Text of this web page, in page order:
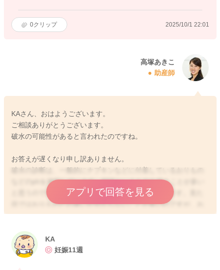
0クリップ 2025/10/1 22:01
高塚あきこ
助産師
KAさん、おはようございます。
ご相談ありがとうございます。
破水の可能性があると言われたのですね。
お答えが遅くなり申し訳ありません。
破水の診断は、一般的にナプキンなどに付着しているおりもの
などのphを測定しています。BTBというものを使うことが多い
と思うのですが、BTBが青変すれば破水と診断されます。見た
目ではおりものとの違いが分からないことが多いのですが、お
りものの場合には、BTBが青変することはないので、もし破水
はないかと思います。細菌感染の検査はまた別の検査になりま
すので、実際に拝見していませんので、はっきりとしたことは
アプリで回答を見る
KA
妊娠11週